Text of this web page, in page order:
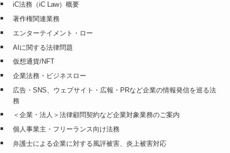
iC法務（iC Law）概要
著作権関連業務
エンターテイメント・ロー
AIに関する法律問題
仮想通貨/NFT
企業法務・ビジネスロー
広告・SNS、ウェブサイト・広報・PRなど企業の情報発信を巡る法
務
＜企業・法人＞法律顧問契約など企業対象業務のご案内
個人事業主・フリーランス向け法務
弁護士による企業に対する風評被害、炎上被害対応